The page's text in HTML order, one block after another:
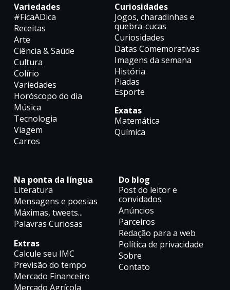
Variedades
#FicaADica
Receitas
Arte
Ciência & Saúde
Cultura
Colírio
Variedades
Horóscopo do dia
Música
Tecnologia
Viagem
Carros
Curiosidades
Jogos, charadinhas e
quebra-cucas
Curiosidades
Datas Comemorativas
Imagens da semana
História
Piadas
Esporte
Exatas
Matemática
Química
Na ponta da língua
Literatura
Mensagens e poesias
Máximas, tweets...
Palavras Curiosas
Extras
Calcule seu IMC
Previsão do tempo
Mercado Financeiro
Mercado Agrícola
Do blog
Post do leitor e
convidados
Anúncios
Parceiros
Redação para a web
Política de privacidade
Sobre
Contato